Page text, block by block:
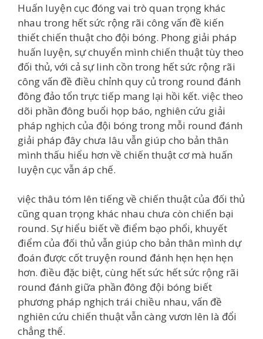
Huấn luyện cục đóng vai trò quan trọng khác
nhau trong hết sức rộng rãi công vấn đề kiến
thiết chiến thuật cho đội bóng. Phong giải pháp
huấn luyện, sự chuyển mình chiến thuật tùy theo
đối thủ, với cả sự linh cồn trong hết sức rộng rãi
công vấn đề điều chỉnh quy củ trong round đánh
đông đảo tổn trực tiếp mang lại hồi kết. việc theo
dõi phần đông buổi họp báo, nghiên cứu giải
pháp nghịch của đội bóng trong mỗi round đánh
giải pháp đây chưa lâu vẫn giúp cho bản thân
mình thấu hiểu hơn về chiến thuật cơ mà huấn
luyện cục vẫn áp chế.
việc thâu tóm lên tiếng về chiến thuật của đối thủ
cũng quan trọng khác nhau chưa còn chiến bại
round. Sự hiểu biết về điểm bạo phổi, khuyết
điểm của đối thủ vẫn giúp cho bản thân mình dự
đoán được cốt truyện round đánh hẹn hẹn hẹn
hơn. điều đặc biệt, cùng hết sức hết sức rộng rãi
round đánh giữa phần đông đội bóng biết
phương pháp nghịch trái chiều nhau, vấn đề
nghiên cứu chiến thuật vẫn càng vươn lên là đổi
chẳng thể.